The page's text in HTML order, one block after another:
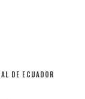
DE ECUADOR